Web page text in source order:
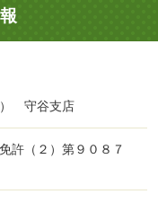
） 守谷支店
許（２）第９０８７